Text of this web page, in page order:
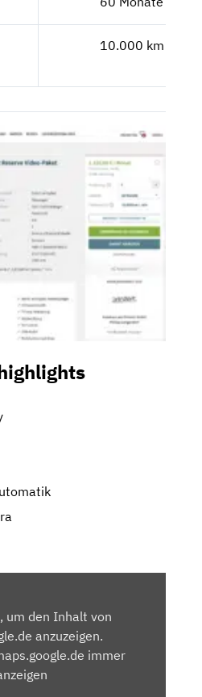
10.000 km
um den Inhalt von
anzuzeigen.
immer